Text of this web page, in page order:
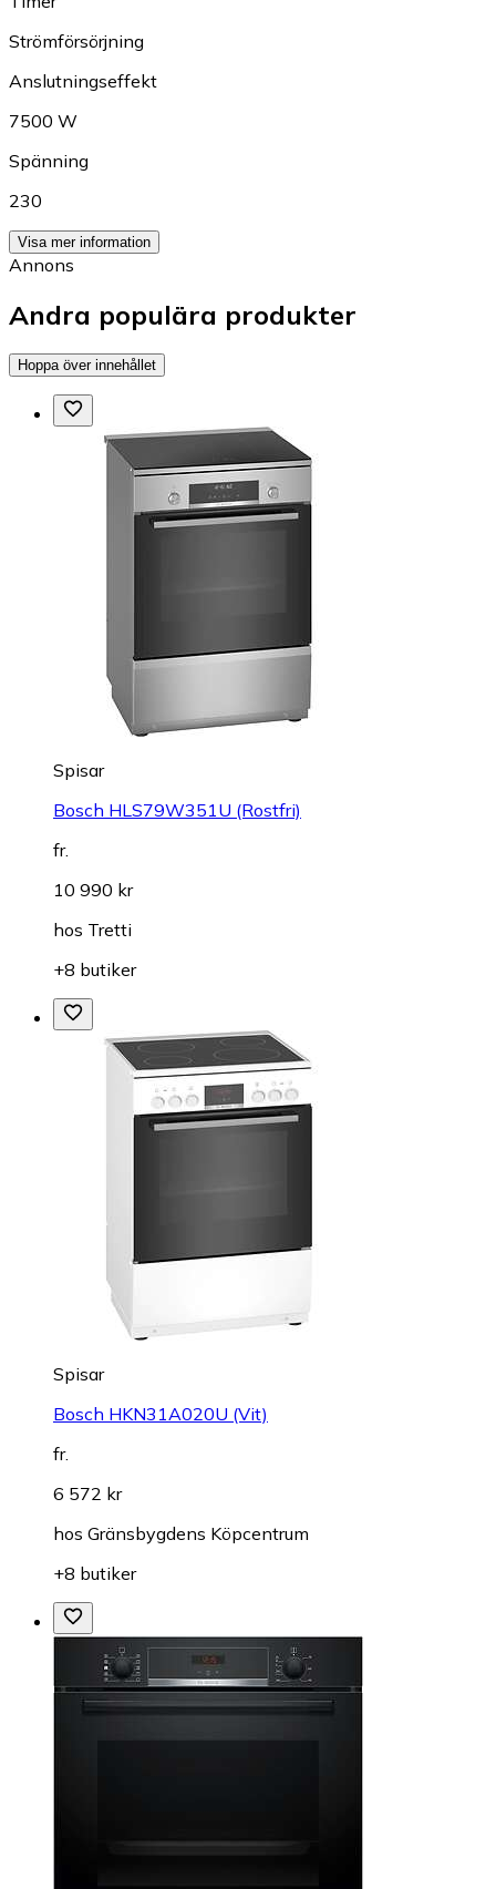
Strömförsörjning
Anslutningseffekt
7500 W
Spänning
230
Visa mer information
Annons
Andra populära produkter
Hoppa över innehållet
Spisar
Bosch HLS79W351U (Rostfri)
fr.
10 990 kr
hos Tretti
+8 butiker
Spisar
Bosch HKN31A020U (Vit)
fr.
6 572 kr
hos Gränsbygdens Köpcentrum
+8 butiker